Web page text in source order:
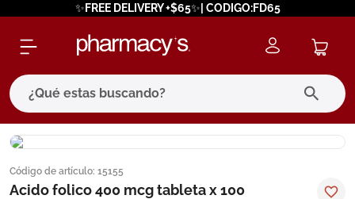
✨FREE DELIVERY +$65✨| CODIGO:FD65
¿Qué estas buscando?
Código de artículo: 15155
Acido folico 400 mcg tableta x 100
términos más buscados
1. eucerin